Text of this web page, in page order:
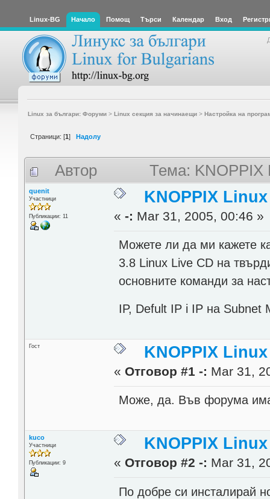
Linux-BG Начало Помощ Търси Календар Вход
Linux за българи: Форуми> Linux секция за начинаещи> Настройка на
Страници: [1] Надолу
Автор Тема: KNOPPIX
quenit
Участници
Публикации: 11
KNOPPIX
«-: Mar 31, 2005, 00:46 »
Можете ли да ми кажете
3.8 Linux Live CD на
основните команди за
IP, Defult IP i IP на
Гост KNOPPIX
« Отговор #1 -: Mar 31,
Може, да. Във форума има
kuco
Участници
Публикации: 9
KNOPPIX
« Отговор #2 -: Mar 31,
По добре си инсталирай